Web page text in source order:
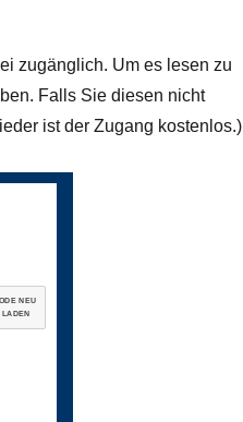
zugänglich. Um es lesen zu
Falls Sie diesen nicht
ist der Zugang kostenlos.)
NEU
LADEN